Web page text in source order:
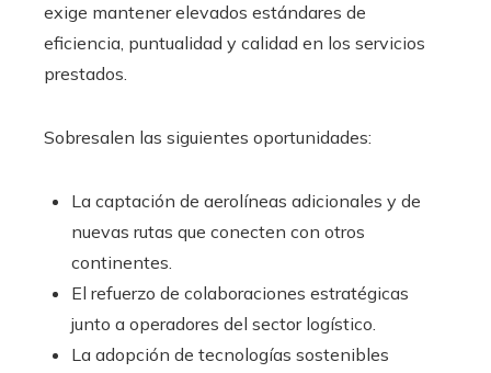
exige mantener elevados estándares de
eficiencia, puntualidad y calidad en los servicios
prestados.
Sobresalen las siguientes oportunidades:
La captación de aerolíneas adicionales y de
nuevas rutas que conecten con otros
continentes.
El refuerzo de colaboraciones estratégicas
junto a operadores del sector logístico.
La adopción de tecnologías sostenibles